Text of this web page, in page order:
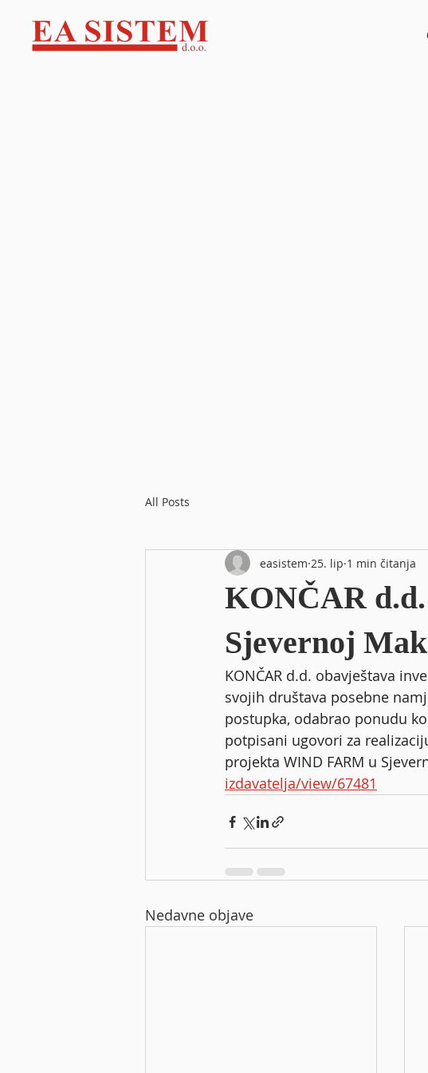
All Posts
KONČAR
Sjevernoj
easistem 25. lip 1 min čitanja
KONČAR d.d. obavještava
svojih društava posebne
postupka, odabrao ponudu
potpisani ugovori za
projekta WIND FARM u
izdavatelja/view/67481
Nedavne objave